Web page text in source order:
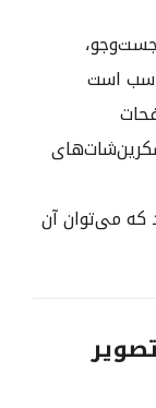
است
می‌توان آن
نحوه استفاده از OCR تصویر